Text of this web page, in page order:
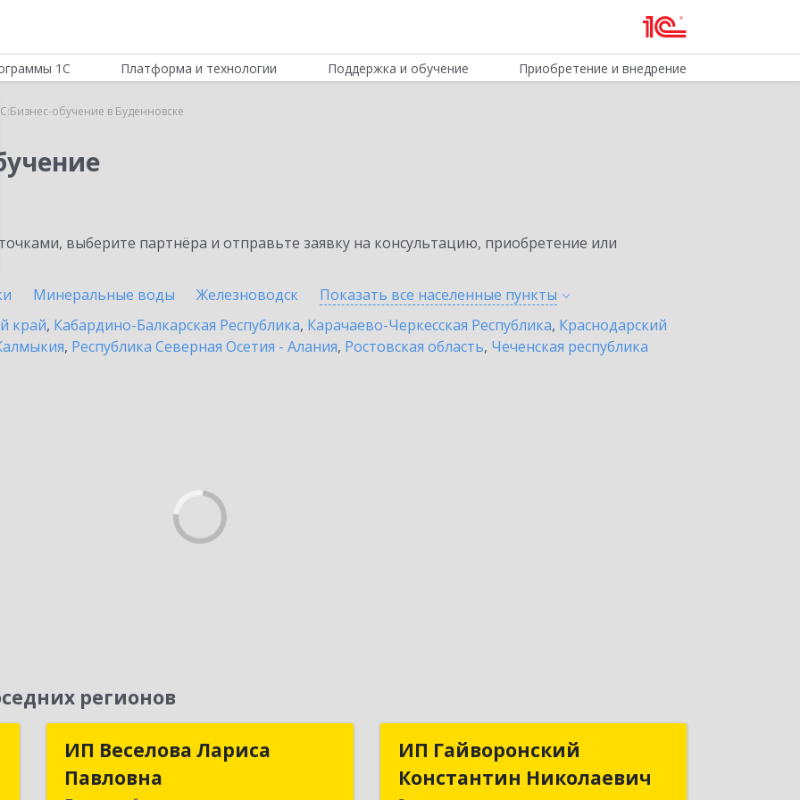
1С Платформа и технологии Поддержка и обучение Приобретение и внедрение
обучение в Буденновске
выберите партнёра и отправьте заявку на консультацию, приобретение или
Минеральные воды Железноводск Показать все населенные пункты
край, Кабардино-Балкарская Республика, Карачаево-Черкесская Республика, Краснодарский
, Республика Северная Осетия - Алания, Ростовская область, Чеченская республика
регионов
ИП Веселова Лариса
Павловна
ИП Веселова Лариса
ИП Гайворонский
Константин Николаевич
ИП Гайворонский
Константин Николаевич